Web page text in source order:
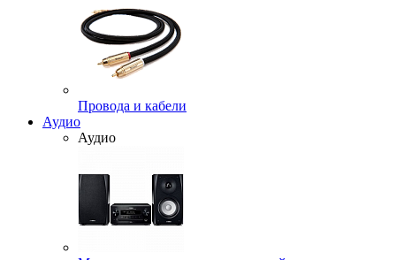
Провода и кабели
Аудио
Аудио